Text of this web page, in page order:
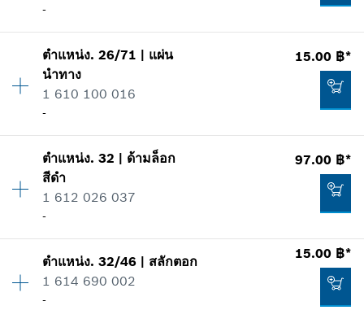
แสดงในรูป
-
-
ปริมาณ 1
ราคากลุ่ม
ข้อมูลชิ้นส่วนอะไหล่
แสดงในรูป
20.00 ฿*
ราคาทั้งหมดไม่รวมภาษีมูลค่าเพิ่ม
ตำแหน่ง.26/71 | แผ่น
นำทาง
1 610 100 016
-
15.00 ฿*
ปริมาณ 2
ราคากลุ่ม
ข้อมูลชิ้นส่วนอะไหล่
แสดงในรูป
ตำแหน่ง.32 | ด้ามล็อก
สีดำ
1 612 026 037
-
97.00 ฿*
ปริมาณ 1
ราคากลุ่ม: 22
ตำแหน่ง.32/46 | สลักตอก
1 614 690 002
-
15.00 ฿*